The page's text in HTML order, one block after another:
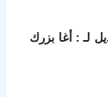
لـ : أغا بزرك